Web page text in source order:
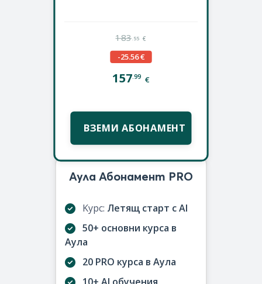
183 .55 €
-25.56 €
157.99 €
ВЗЕМИ АБОНАМЕНТ
Аула Абонамент PRO
Kурс: Летящ старт с AI
50+ основни курса в
Аула
20 PRO курса в Аула